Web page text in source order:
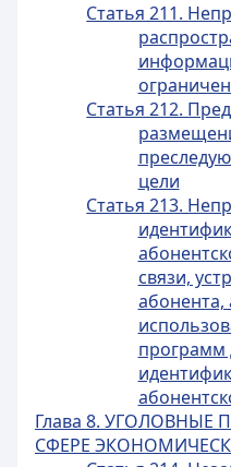
Статья 211.
Статья 212.
цели
Статья 213.
связи,
абонента,
программ
Глава 8. УГОЛОВНЫЕ
СФЕРЕ